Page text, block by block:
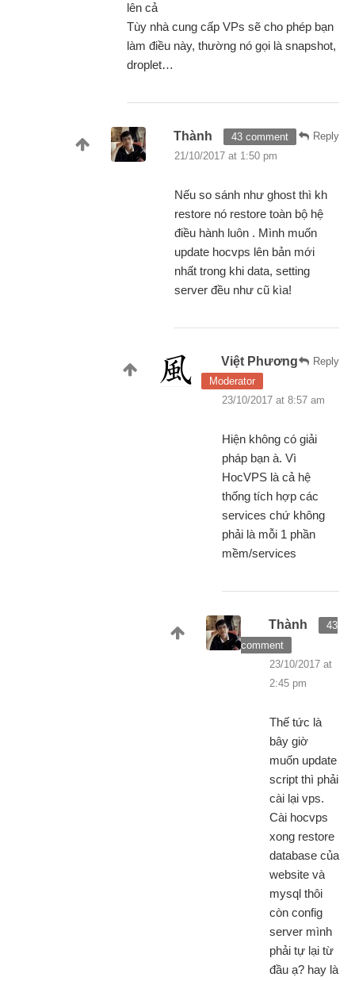
lên cả
Tùy nhà cung cấp VPs sẽ cho phép bạn
làm điều này, thường nó gọi là snapshot,
droplet…
Reply
Thành
43 comment
21/10/2017 at 1:50 pm
Nếu so sánh như ghost thì kh
restore nó restore toàn bộ hệ
điều hành luôn . Mình muốn
update hocvps lên bản mới
nhất trong khi data, setting
server đều như cũ kìa!
Reply
Việt Phương
Moderator
23/10/2017 at 8:57 am
Hiện không có giải
pháp bạn à. Vì
HocVPS là cả hệ
thống tích hợp các
services chứ không
phải là mỗi 1 phần
mềm/services
Thành
43
comment
23/10/2017 at
2:45 pm
Thế tức là
bây giờ
muốn update
script thì phải
cài lại vps.
Cài hocvps
xong restore
database của
website và
mysql thôi
còn config
server mình
phải tự lại từ
đầu ạ? hay là